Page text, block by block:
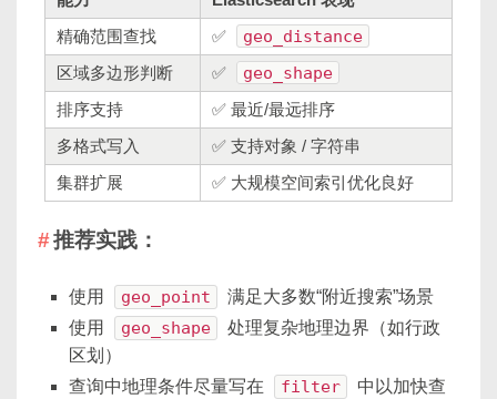
精确范围查找
✅
geo_distance
区域多边形判断
✅
geo_shape
排序支持
✅ 最近/最远排序
多格式写入
✅ 支持对象 / 字符串
集群扩展
✅ 大规模空间索引优化良好
推荐实践：
使用 geo_point
满足大多数“附近搜索”场景
使用
geo_shape
处理复杂地理边界（如行政
区划）
查询中地理条件尽量写在
filter
中以加快查